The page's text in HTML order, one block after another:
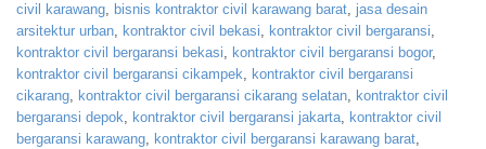
civil karawang, bisnis kontraktor civil karawang barat, jasa desain
arsitektur urban, kontraktor civil bekasi, kontraktor civil bergaransi,
kontraktor civil bergaransi bekasi, kontraktor civil bergaransi bogor,
kontraktor civil bergaransi cikampek, kontraktor civil bergaransi
cikarang, kontraktor civil bergaransi cikarang selatan, kontraktor civil
bergaransi depok, kontraktor civil bergaransi jakarta, kontraktor civil
bergaransi karawang, kontraktor civil bergaransi karawang barat,